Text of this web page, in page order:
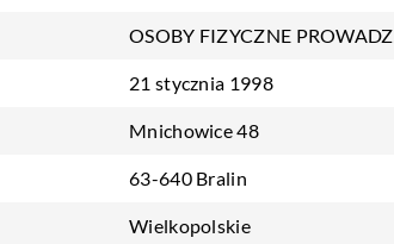
OSOBY FIZYCZNE
21 stycznia 1998
Mnichowice 48
63-640 Bralin
Wielkopolskie